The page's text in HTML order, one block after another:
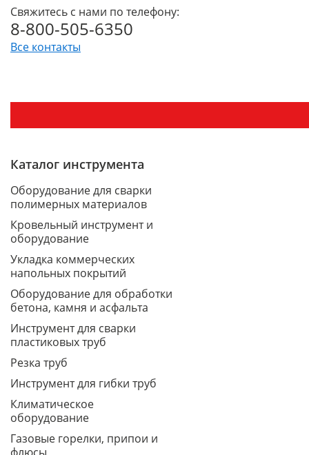
Свяжитесь с нами по телефону:
8-800-505-6350
Все контакты
Каталог инструмента
Оборудование для сварки
полимерных материалов
Кровельный инструмент и
оборудование
Укладка коммерческих
напольных покрытий
Оборудование для обработки
бетона, камня и асфальта
Инструмент для сварки
пластиковых труб
Резка труб
Инструмент для гибки труб
Климатическое
оборудование
Газовые горелки, припои и